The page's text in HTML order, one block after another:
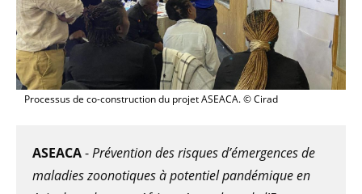
Processus de co-construction du projet ASEACA. © Cirad
ASEACA-Prévention des risques d’émergences de
maladies zoonotiques à potentiel pandémique en